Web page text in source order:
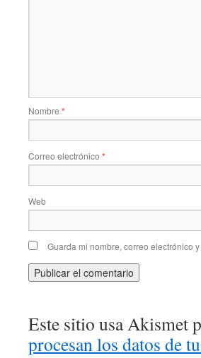
Nombre *
Correo electrónico *
Web
Guarda mi nombre, correo electrónico
Este sitio usa Akismet
procesan los datos de